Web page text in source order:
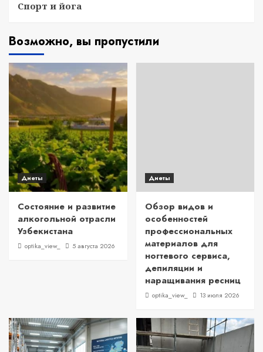
Спорт и йога
Возможно, вы пропустили
Диеты
Состояние и развитие
алкогольной отрасли
Узбекистана
optika_view_ 5 августа 2026
Диеты
Обзор видов и
особенностей
профессиональных
материалов для
ногтевого сервиса,
депиляции и
наращивания ресниц
optika_view_ 13 июля 2026